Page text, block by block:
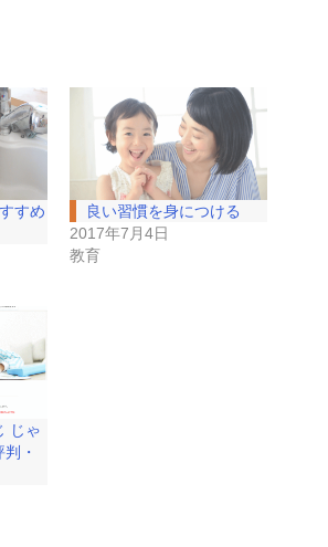
すめ
良い習慣を身につける
2017年7月4日
教育
じゃ
・